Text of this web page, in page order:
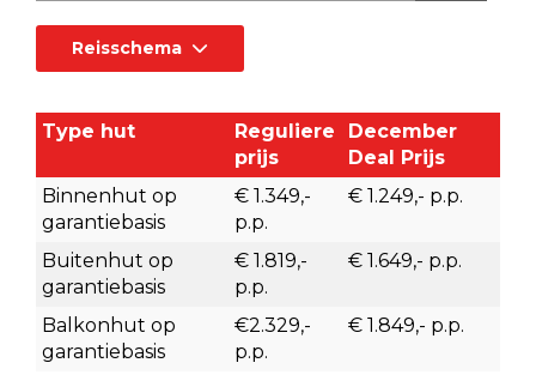
Reisschema
Type hut
Reguliere
prijs
December
Deal Prijs
Binnenhut op
garantiebasis
€ 1.349,-
p.p.
€ 1.249,- p.p.
Buitenhut op
garantiebasis
€ 1.819,-
p.p.
€ 1.649,- p.p.
Balkonhut op
garantiebasis
€2.329,-
p.p.
€ 1.849,- p.p.